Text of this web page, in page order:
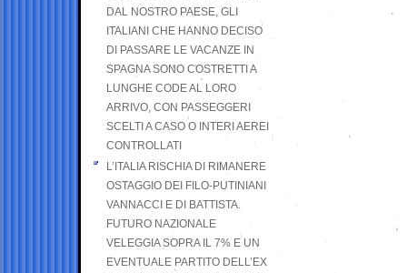
DAL NOSTRO PAESE, GLI
ITALIANI CHE HANNO DECISO
DI PASSARE LE VACANZE IN
SPAGNA SONO COSTRETTI A
LUNGHE CODE AL LORO
ARRIVO, CON PASSEGGERI
SCELTI A CASO O INTERI AEREI
CONTROLLATI
L’ITALIA RISCHIA DI RIMANERE
OSTAGGIO DEI FILO-PUTINIANI
VANNACCI E DI BATTISTA.
FUTURO NAZIONALE
VELEGGIA SOPRA IL 7% E UN
EVENTUALE PARTITO DELL’EX